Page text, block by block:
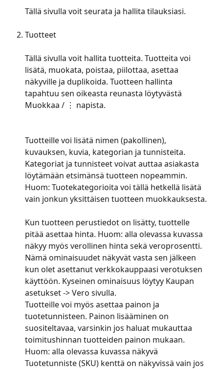
Tällä sivulla voit seurata ja hallita tilauksiasi.
Tuotteet
Tällä sivulla voit hallita tuotteita. Tuotteita voi
lisätä, muokata, poistaa, piilottaa, asettaa
näkyville ja duplikoida. Tuotteen hallinta
tapahtuu sen oikeasta reunasta löytyvästä
Muokkaa / ⋮ napista.
Tuotteille voi lisätä nimen (pakollinen),
kuvauksen, kuvia, kategorian ja tunnisteita.
Kategoriat ja tunnisteet voivat auttaa asiakasta
löytämään etsimänsä tuotteen nopeammin.
Huom: Tuotekategorioita voi tällä hetkellä lisätä
vain jonkun yksittäisen tuotteen muokkauksesta.
Kun tuotteen perustiedot on lisätty, tuottelle
pitää asettaa hinta. Huom: alla olevassa kuvassa
näkyy myös verollinen hinta sekä veroprosentti.
Nämä ominaisuudet näkyvät vasta sen jälkeen
kun olet asettanut verkkokauppaasi verotuksen
käyttöön. Kyseinen ominaisuus löytyy Kaupan
asetukset -> Vero sivulla.
Tuotteille voi myös asettaa painon ja
tuotetunnisteen. Painon lisääminen on
suositeltavaa, varsinkin jos haluat mukauttaa
toimitushinnan tuotteiden painon mukaan.
Huom: alla olevassa kuvassa näkyvä
Tuotetunniste (SKU) kenttä on näkyvissä vain jos